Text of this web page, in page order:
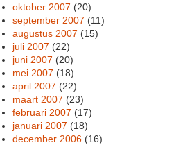
oktober 2007 (20)
september 2007 (11)
augustus 2007 (15)
juli 2007 (22)
juni 2007 (20)
mei 2007 (18)
april 2007 (22)
maart 2007 (23)
februari 2007 (17)
januari 2007 (18)
december 2006 (16)